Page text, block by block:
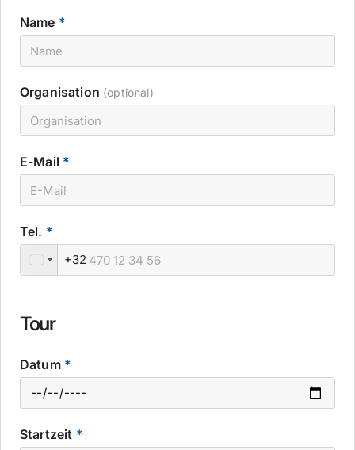
Name *
Organisation (optional)
E-Mail *
Tel. *
+32
Tour
Datum *
Startzeit *